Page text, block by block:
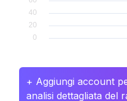
+ Aggiungi account
analisi dettagliata del